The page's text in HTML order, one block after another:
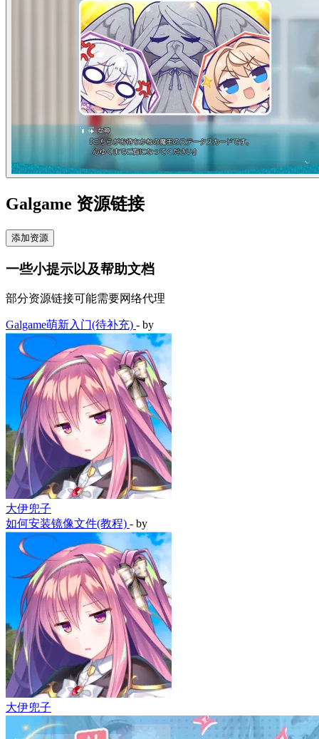
Galgame 资源链接
添加资源
一些小提示以及帮助文档
部分资源链接可能需要网络代理
Galgame萌新入门(待补充) - by
大伊兜子
如何安装镜像文件(教程) - by
大伊兜子